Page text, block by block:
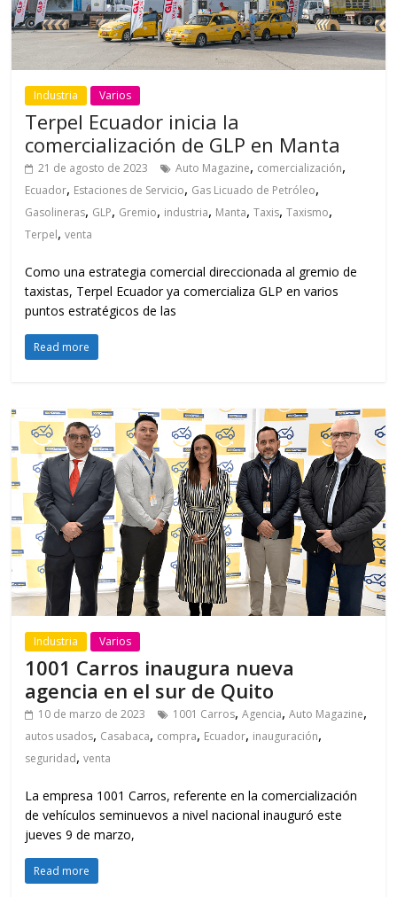
Industria Varios
Terpel Ecuador inicia la
comercialización de GLP en Manta
21 de agosto de 2023 Auto Magazine, comercialización,
Ecuador, Estaciones de Servicio, Gas Licuado de Petróleo,
Gasolineras, GLP, Gremio, industria, Manta,Taxis,Taxismo,
Terpel,venta
Como una estrategia comercial direccionada al gremio de
taxistas, Terpel Ecuador ya comercializa GLP en varios
puntos estratégicos de las
Read more
Industria Varios
1001 Carros inaugura nueva
agencia en el sur de Quito
10 de marzo de 2023 1001 Carros,Agencia,Auto Magazine,
autos usados, Casabaca, compra, Ecuador, inauguración,
seguridad,venta
La empresa 1001 Carros, referente en la comercialización
de vehículos seminuevos a nivel nacional inauguró este
jueves 9 de marzo,
Read more